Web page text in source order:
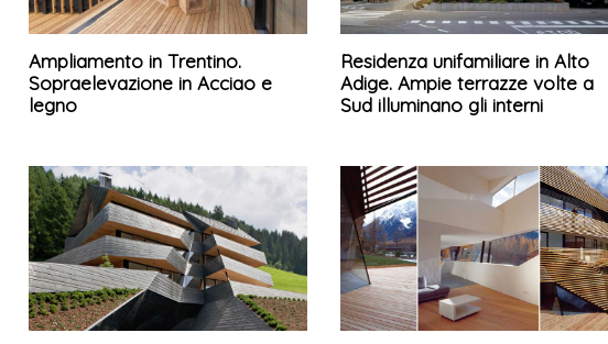
Ampliamento in Trentino.
Sopraelevazione in Acciao e
legno
Residenza unifamiliare in Alto
Adige. Ampie terrazze volte a
Sud illuminano gli interni